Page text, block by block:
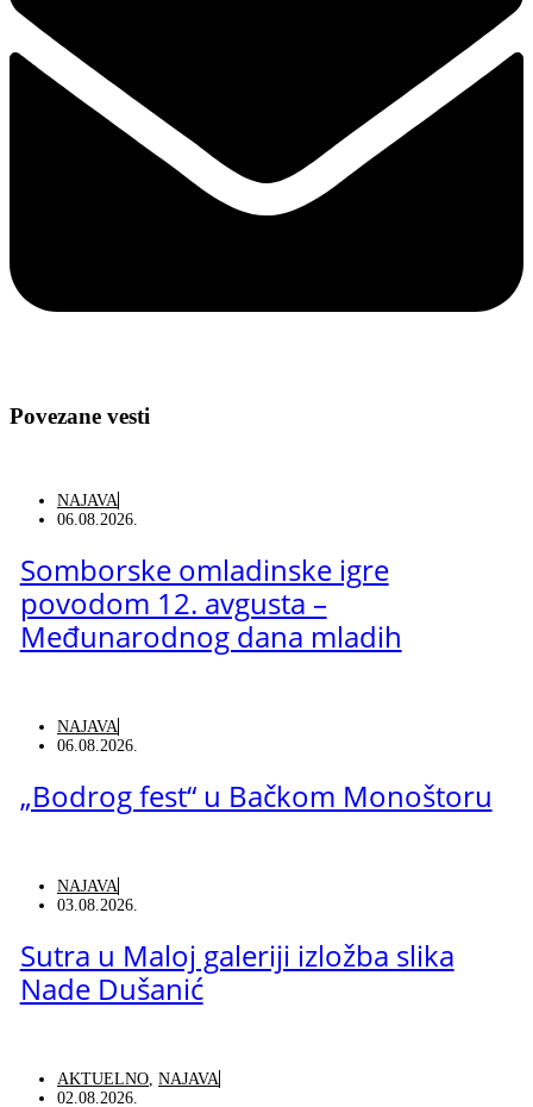
Povezane vesti
NAJAVA
06.08.2026.
Somborske omladinske igre
povodom 12. avgusta –
Međunarodnog dana mladih
NAJAVA
06.08.2026.
„Bodrog fest“ u Bačkom Monoštoru
NAJAVA
03.08.2026.
Sutra u Maloj galeriji izložba slika
Nade Dušanić
AKTUELNO NAJAVA
02.08.2026.